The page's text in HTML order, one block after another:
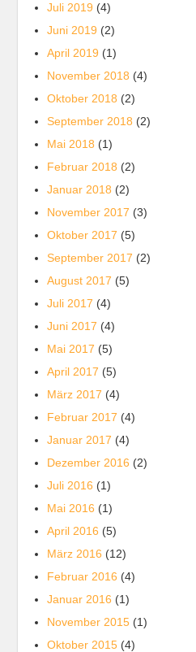
Juli 2019 (4)
Juni 2019 (2)
April 2019 (1)
November 2018 (4)
Oktober 2018 (2)
September 2018 (2)
Mai 2018 (1)
Februar 2018 (2)
Januar 2018 (2)
November 2017 (3)
Oktober 2017 (5)
September 2017 (2)
August 2017 (5)
Juli 2017 (4)
Juni 2017 (4)
Mai 2017 (5)
April 2017 (5)
März 2017 (4)
Februar 2017 (4)
Januar 2017 (4)
Dezember 2016 (2)
Juli 2016 (1)
Mai 2016 (1)
April 2016 (5)
März 2016 (12)
Februar 2016 (4)
Januar 2016 (1)
November 2015 (1)
Oktober 2015 (4)